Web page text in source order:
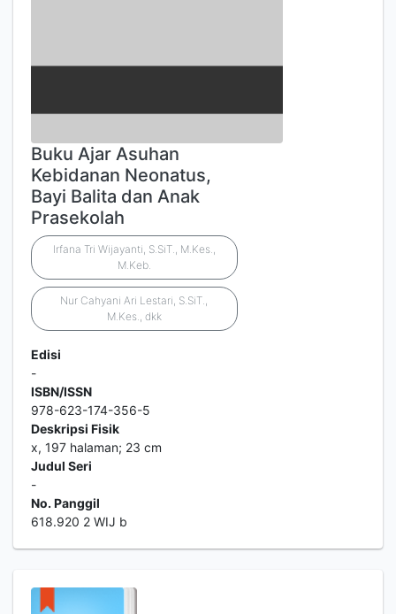
Buku Ajar Asuhan
Kebidanan Neonatus,
Bayi Balita dan Anak
Prasekolah
Irfana Tri Wijayanti, S.SiT., M.Kes.,
M.Keb.
Nur Cahyani Ari Lestari, S.SiT.,
M.Kes., dkk
Edisi
-
ISBN/ISSN
978-623-174-356-5
Deskripsi Fisik
x, 197 halaman; 23 cm
Judul Seri
-
No. Panggil
618.920 2 WIJ b